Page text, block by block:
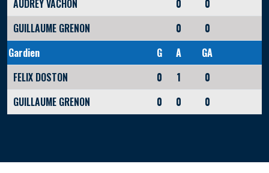
AUDREY VACHON
0
0
GUILLAUME GRENON
0
0
Gardien
G A
GA
FELIX DOSTON
0 1
0
GUILLAUME GRENON
0 0 0